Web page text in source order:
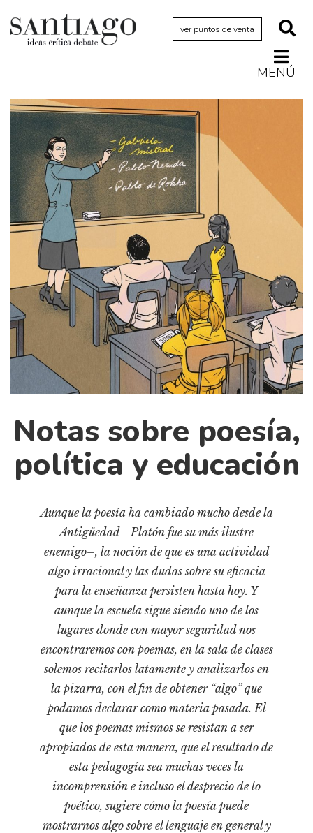
ver puntos de venta
MENÚ
Actualidad
Archivo Cenfoto-UDP
Arquetipos de situación
Artes visuales
Ciencia
Cine y televisión
Ciudad
Cómics
Críticas
Cultura
Diccionario portátil de la literatura chilena
Documentos
Fragmentos
Historia
Historia material de los libros
Lagunas mentales
Libros usados
Medioambiente
Narrativas visuales
Pensamiento
Pensamiento ilustrado
Personaje
Personajes secundarios
Relecturas
Sociedad
Turismo accidental
Vidas paralelas
Voces y lecturas
Notas sobre poesía,
política y educación
Aunque la poesía ha cambiado mucho desde la
Antigüedad –Platón fue su más ilustre
enemigo–, la noción de que es una actividad
algo irracional y las dudas sobre su eficacia
para la enseñanza persisten hasta hoy. Y
aunque la escuela sigue siendo uno de los
lugares donde con mayor seguridad nos
encontraremos con poemas, en la sala de clases
solemos recitarlos latamente y analizarlos en
la pizarra, con el fin de obtener “algo” que
podamos declarar como materia pasada. El
que los poemas mismos se resistan a ser
apropiados de esta manera, que el resultado de
esta pedagogía sea muchas veces la
incomprensión e incluso el desprecio de lo
poético, sugiere cómo la poesía puede
mostrarnos algo sobre el lenguaje en general y